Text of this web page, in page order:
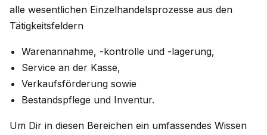
alle wesentlichen Einzelhandelsprozesse aus den
Tätigkeitsfeldern
Warenannahme, -kontrolle und -lagerung,
Service an der Kasse,
Verkaufsförderung sowie
Bestandspflege und Inventur.
Um Dir in diesen Bereichen ein umfassendes Wissen